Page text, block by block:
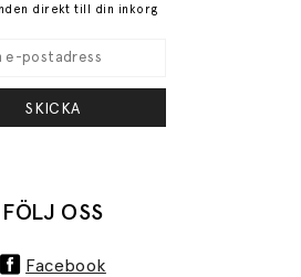
direkt till din inkorg
SKICKA
FÖLJ OSS
Facebook